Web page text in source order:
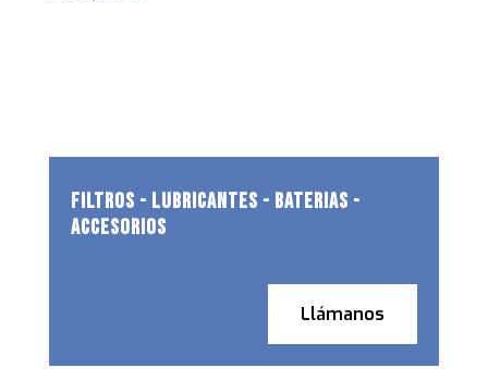
FILTROS - LUBRICANTES - BATERIAS -
ACCESORIOS
Llámanos